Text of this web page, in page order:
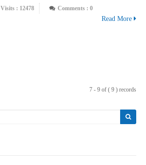
Visits : 12478 Comments : 0
Read More
7 - 9 of ( 9 ) records